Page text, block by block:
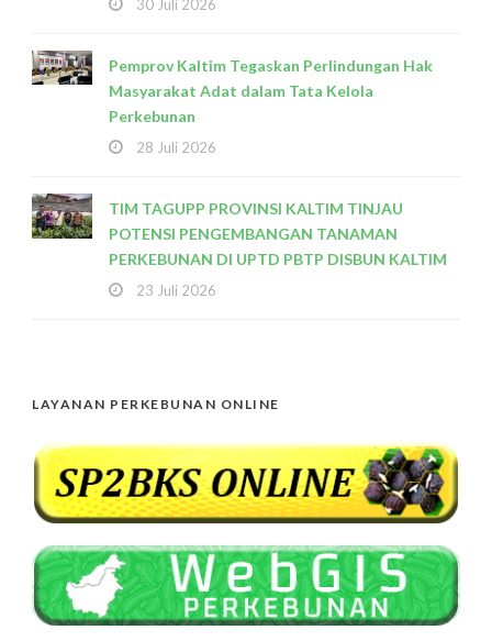
30 Juli 2026
Pemprov Kaltim Tegaskan Perlindungan Hak
Masyarakat Adat dalam Tata Kelola
Perkebunan
28 Juli 2026
TIM TAGUPP PROVINSI KALTIM TINJAU
POTENSI PENGEMBANGAN TANAMAN
PERKEBUNAN DI UPTD PBTP DISBUN KALTIM
23 Juli 2026
LAYANAN PERKEBUNAN ONLINE